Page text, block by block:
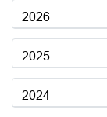
2026
2025
2024